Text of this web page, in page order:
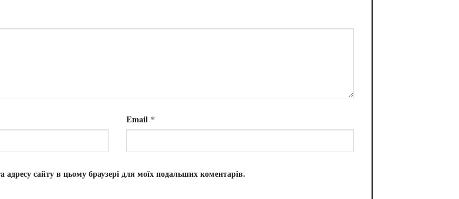
Email *
адресу сайту в цьому браузері для моїх подальших коментарів.